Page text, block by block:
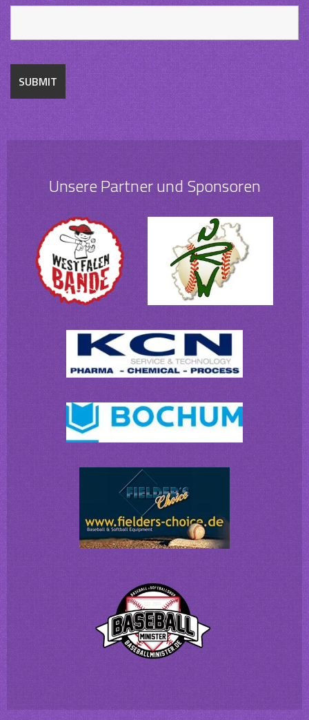
Unsere Partner und Sponsoren